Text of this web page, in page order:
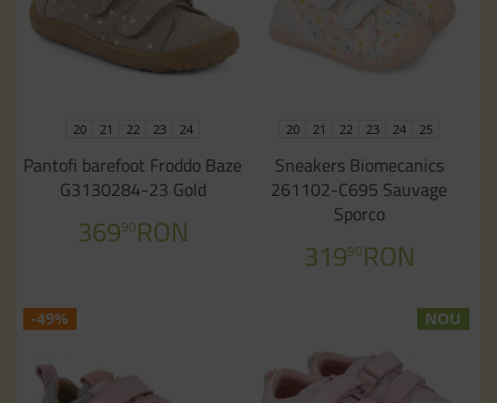
20 21 22 23 24
Pantofi barefoot Froddo Baze
G3130284-23 Gold
36990RON
20 21 22 23 24 25
Sneakers Biomecanics
261102-C695 Sauvage
Sporco
31990RON
-49% NOU